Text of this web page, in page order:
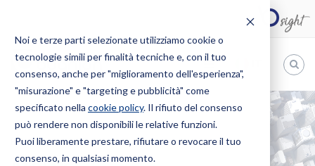
Noi e terze parti selezionate utilizziamo cookie o
tecnologie simili per finalità tecniche e, con il tuo
consenso, anche per "miglioramento dell'esperienza",
"misurazione" e "targeting e pubblicità" come
specificato nella cookie policy. Il rifiuto del consenso
può rendere non disponibili le relative funzioni.
Puoi liberamente prestare, rifiutare o revocare il tuo
consenso, in qualsiasi momento.
Bugnion
The
way
HOME NEWS